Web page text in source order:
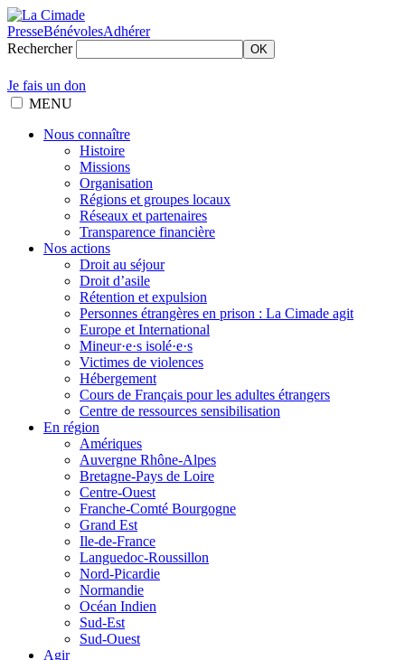
PresseBénévolesAdhérer
Rechercher
OK
Je fais un don
MENU
Nous connaître
Histoire
Missions
Organisation
Régions et groupes locaux
Réseaux et partenaires
Transparence financière
Nos actions
Droit au séjour
Droit d’asile
Rétention et expulsion
Personnes étrangères en prison : La Cimade agit
Europe et International
Mineur·e·s isolé·e·s
Victimes de violences
Hébergement
Cours de Français pour les adultes étrangers
Centre de ressources sensibilisation
En région
Amériques
Auvergne Rhône-Alpes
Bretagne-Pays de Loire
Centre-Ouest
Franche-Comté Bourgogne
Grand Est
Ile-de-France
Languedoc-Roussillon
Nord-Picardie
Normandie
Océan Indien
Sud-Est
Sud-Ouest
Agir